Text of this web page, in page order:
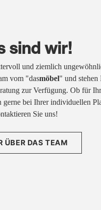
sind wir!
und ziemlich
vom "dasmöbel" und stehen
zur Verfügung. Ob für
bei Ihrer individuellen
Sie uns!
ÜBER DAS TEAM